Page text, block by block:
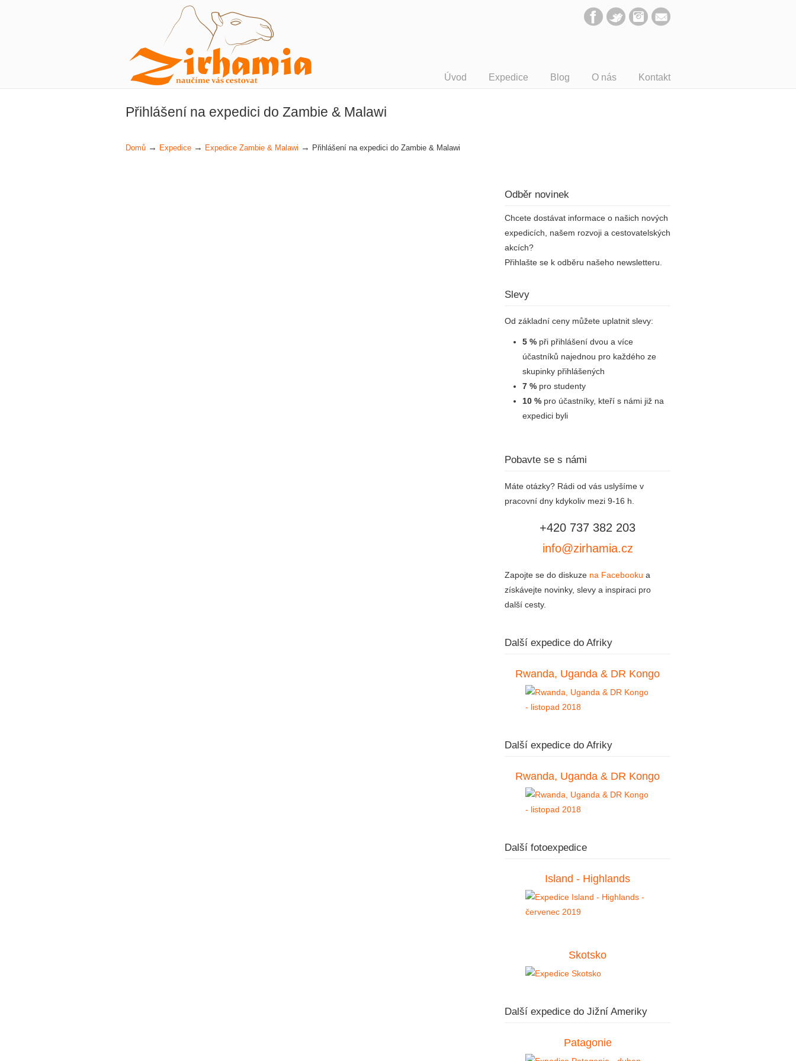
Úvod Expedice Blog O nás Kontakt
Přihlášení na expedici do Zambie & Malawi
Domů → Expedice → Expedice Zambie & Malawi → Přihlášení na expedici do Zambie & Malawi
Odběr novinek
Chcete dostávat informace o našich nových
expedicích, našem rozvoji a cestovatelských
akcích?
Přihlašte se k odběru našeho newsletteru.
Slevy
Od základní ceny můžete uplatnit slevy:
5 % při přihlášení dvou a více
účastníků najednou pro každého ze
skupinky přihlášených
7 % pro studenty
10 % pro účastníky, kteří s námi již na
expedici byli
Pobavte se s námi
Máte otázky? Rádi od vás uslyšíme v
pracovní dny kdykoliv mezi 9-16 h.
+420 737 382 203
info@zirhamia.cz
Zapojte se do diskuze na Facebooku a
získávejte novinky, slevy a inspiraci pro
další cesty.
Další expedice do Afriky
Rwanda, Uganda & DR Kongo
Další expedice do Afriky
Rwanda, Uganda & DR Kongo
Další fotoexpedice
Island - Highlands
Skotsko
Další expedice do Jižní Ameriky
Patagonie